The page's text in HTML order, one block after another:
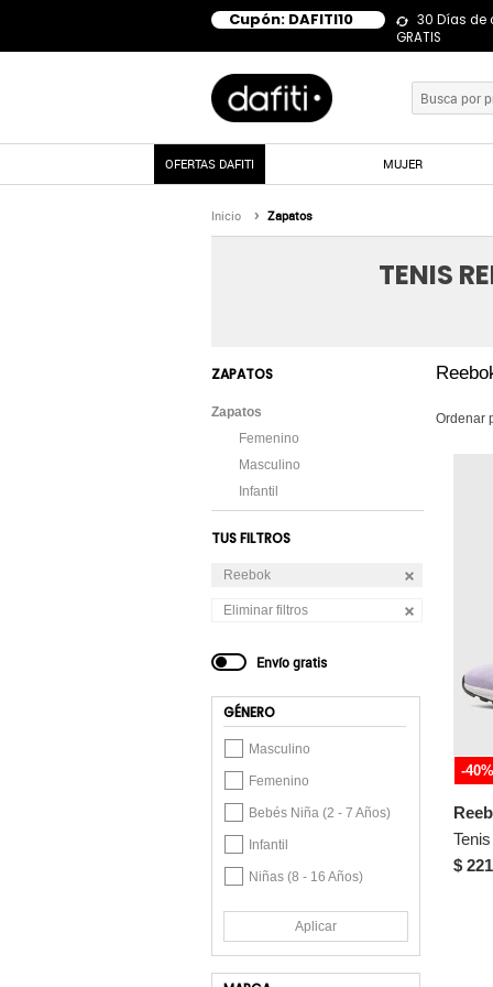
Cupón: DAFITI10
30 Días de
GRATIS
OFERTAS DAFITI MUJER
Inicio Zapatos
TENIS
ZAPATOS
Zapatos
Femenino
Masculino
Infantil
TUS FILTROS
Reebok
Eliminar filtros
Envío gratis
GÉNERO
Masculino
Femenino
Bebés Niña (2 - 7 Años)
Infantil
Niñas (8 - 16 Años)
Aplicar
Ordenar
-40%
$